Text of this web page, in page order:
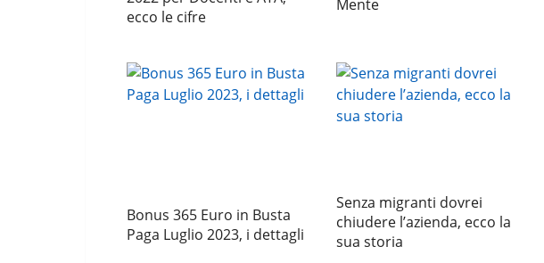
ecco le cifre
Mente
Bonus 365 Euro in Busta
Paga Luglio 2023, i dettagli
Senza migranti dovrei
chiudere l’azienda, ecco la
sua storia